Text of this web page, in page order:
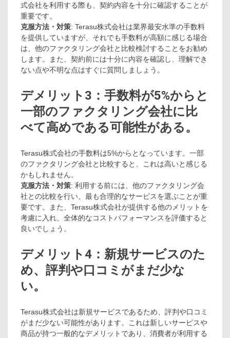
式会社を利用する際も、契約内容を十分に確認することが
重要です。
克服方法・対策: Terasu株式会社は業界最安水準の手数料
を提供していますが、それでも手数料が高額に感じる場合
は、他のファクタリング会社と比較検討することをお勧め
します。また、契約前には十分に内容を確認し、理解でき
ない点や不明な点はすぐに質問しましょう。
デメリット3：手数料が5%からと
一部のファクタリング会社に比
べて高めである可能性がある。
Terasu株式会社の手数料は5%からとなっています。一部
のファクタリング会社と比較すると、これは高いと感じる
かもしれません。
克服方法・対策: 利用する前には、他のファクタリング会
社との比較を行い、最も合理的なサービスを選ぶことが重
要です。また、Terasu株式会社が提供する他のメリットを
考慮に入れ、全体的なコストパフォーマンスを評価すると
良いでしょう。
デメリット4：新規サービスのた
め、評判や口コミがまだ少な
い。
Terasu株式会社は新規サービスであるため、評判や口コミ
がまだ少ない可能性があります。これは新しいサービスや
商品が持つ一般的なデメリットであり、消費者が利用する